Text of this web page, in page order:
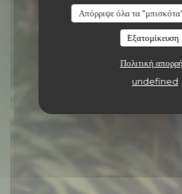
Απόρριψε όλα τα
Εξατομίκευση
Πολιτική
undefined
ΚΟΚΤΈΙΛ ΜΠΑΡ|
ΚΆΝΤΕ ΚΡΆΤΗΣΗ